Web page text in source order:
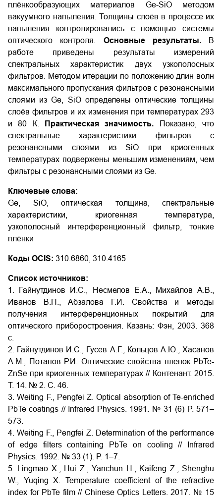
плёнкообразующих материалов Ge-SiO методом
вакуумного напыления. Толщины слоёв в процессе их
напыления контролировались с помощью системы
оптического контроля. Основные результаты.В
работе приведены результаты измерений
спектральных характеристик двух узкополосных
фильтров. Методом итерации по положению длин волн
максимального пропускания фильтров с резонансными
слоями из Ge, SiO определены оптические толщины
слоёв фильтров и их изменения при температурах 293
и 80 К.
Практическая значимость. Показано, что
спектральные характеристики фильтров с
резонансными слоями из SiO при криогенных
температурах подвержены меньшим изменениям, чем
фильтры с резонансными слоями из Ge.
Ключевые слова:
Ge, SiO, оптическая толщина, спектральные
характеристики, криогенная температура,
узкополосный интерференционный фильтр, тонкие
плёнки
Коды OCIS: 310.6860, 310.4165
Список источников:
1. Гайнутдинов И.С., Несмелов Е.А., Михайлов А.В.,
Иванов В.П., Абзалова Г.И. Свойства и методы
получения интерференционных покрытий для
оптического приборостроения. Казань: Фэн, 2003. 368
c.
2. Гайнутдинов И.С., Гусев А.Г., Кольцов А.Ю., Хасанов
А.М., Потапов Р.И. Оптические свойства пленок PbTe-
ZnSe при криогенных температурах // Контенант. 2015.
Т. 14. № 2. С. 46.
3. Weiting F., Pengfei Z. Optical absorption of Te-enriched
PbTe coatings // Infrared Physics. 1991. № 31 (6) P. 571–
573.
4. Weiting F., Pengfei Z. Determination of the performance
of edge filters containing PbTe on cooling // Infrared
Physics. 1992. № 33 (1). P. 1–7.
5. Lingmao X., Hui Z., Yanchun H., Kaifeng Z., Shenghu
W., Yuqing X. Temperature coefficient of the refractive
index for PbTe film // Chinese Optics Letters. 2017. № 15